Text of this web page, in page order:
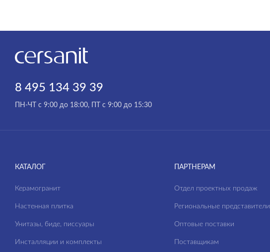
8 495 134 39 39
ПН-ЧТ с 9:00 до 18:00, ПТ с 9:00 до 15:30
КАТАЛОГ
Керамогранит
Настенная плитка
Унитазы, биде, писсуары
Инсталляции и комплекты
ПАРТНЕРАМ
Отдел проектных продаж
Региональные представители
Оптовые поставки
Поставщикам